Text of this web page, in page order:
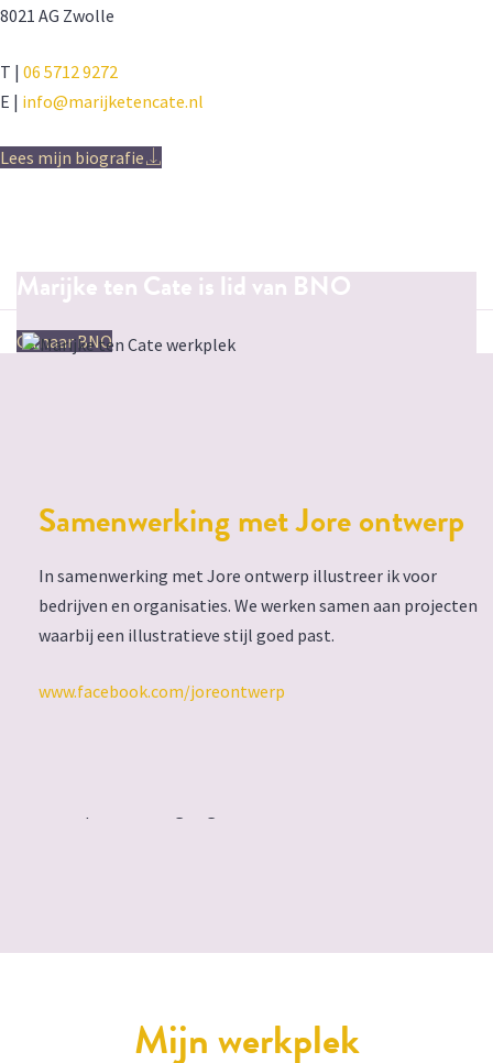
8021 AG Zwolle
T | 06 5712 9272
E | info@marijketencate.nl
Lees mijn biografie
Marijke ten Cate is lid van BNO
Ga naar BNO
Samenwerking met Jore ontwerp
In samenwerking met Jore ontwerp illustreer ik voor
bedrijven en organisaties. We werken samen aan projecten
waarbij een illustratieve stijl goed past.
www.facebook.com/joreontwerp
Mijn werkplek